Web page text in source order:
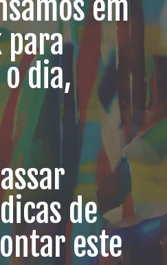
em
para
dia,
de
este